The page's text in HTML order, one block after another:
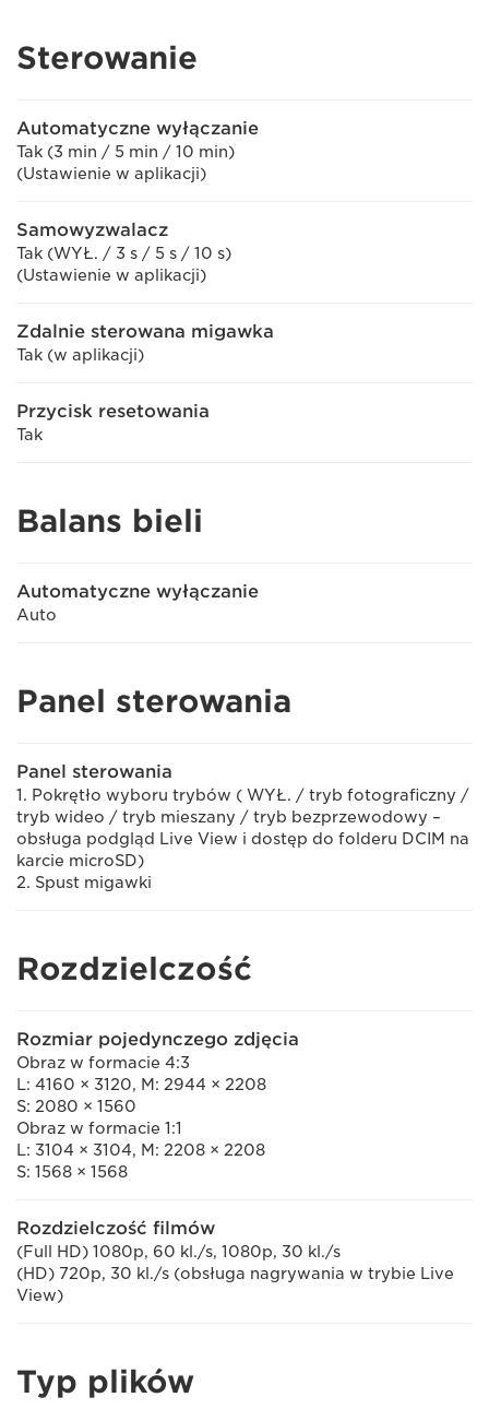
Sterowanie
Automatyczne wyłączanie
Tak (3 min / 5 min / 10 min)
(Ustawienie w aplikacji)
Samowyzwalacz
Tak (WYŁ. / 3 s / 5 s / 10 s)
(Ustawienie w aplikacji)
Zdalnie sterowana migawka
Tak (w aplikacji)
Przycisk resetowania
Tak
Balans bieli
Automatyczne wyłączanie
Auto
Panel sterowania
Panel sterowania
1. Pokrętło wyboru trybów ( WYŁ. / tryb fotograficzny /
tryb wideo / tryb mieszany / tryb bezprzewodowy –
obsługa podgląd Live View i dostęp do folderu DCIM na
karcie microSD)
2. Spust migawki
Rozdzielczość
Rozmiar pojedynczego zdjęcia
Obraz w formacie 4:3
L: 4160 × 3120, M: 2944 × 2208
S: 2080 × 1560
Obraz w formacie 1:1
L: 3104 × 3104, M: 2208 × 2208
S: 1568 × 1568
Rozdzielczość filmów
(Full HD) 1080p, 60 kl./s, 1080p, 30 kl./s
(HD) 720p, 30 kl./s (obsługa nagrywania w trybie Live
View)
Typ plików